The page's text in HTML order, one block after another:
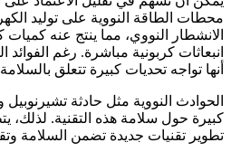
محطات الطاقة النووية على توليد
الانشطار النووي، مما ينتج عنه
انبعاثات كربونية مباشرة. رغم الفوائد
أنها تواجه تحديات كبيرة تتعلق
الحوادث النووية مثل حادثة
كبيرة حول سلامة هذه التقنية. لذلك،
تطوير تقنيات جديدة تضمن السلامة